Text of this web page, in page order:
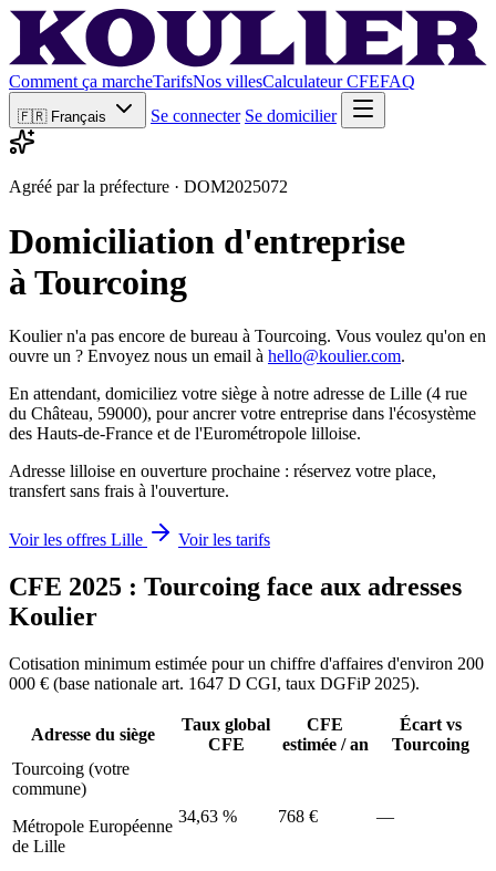
Comment ça marcheTarifsNos villesCalculateur CFEFAQ
🇫🇷 Français Se connecter Se domicilier
Agréé par la préfecture · DOM2025072
Domiciliation d'entreprise
à Tourcoing
Koulier n'a pas encore de bureau à Tourcoing. Vous voulez qu'on en
ouvre un ? Envoyez nous un email à hello@koulier.com.
En attendant, domiciliez votre siège à notre adresse de Lille (4 rue
du Château, 59000), pour ancrer votre entreprise dans l'écosystème
des Hauts-de-France et de l'Eurométropole lilloise.
Adresse lilloise en ouverture prochaine : réservez votre place,
transfert sans frais à l'ouverture.
Voir les offres Lille Voir les tarifs
CFE 2025 : Tourcoing face aux adresses
Koulier
Cotisation minimum estimée pour un chiffre d'affaires d'environ 200
000 € (base nationale art. 1647 D CGI, taux DGFiP 2025).
Adresse du siège
Taux global
CFE
CFE
estimée / an
Écart vs
Tourcoing
Tourcoing (votre
commune)
Métropole Européenne
de Lille
34,63 % 768 € —